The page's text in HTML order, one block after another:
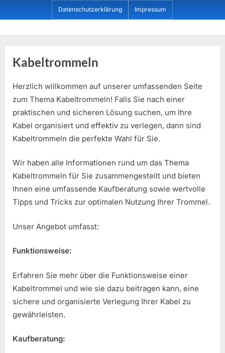
to
Datenschutzerklärung Impressum
Kabeltrommeln
Herzlich willkommen auf unserer umfassenden Seite
zum Thema Kabeltrommeln! Falls Sie nach einer
praktischen und sicheren Lösung suchen, um Ihre
Kabel organisiert und effektiv zu verlegen, dann sind
Kabeltrommeln die perfekte Wahl für Sie.
Wir haben alle Informationen rund um das Thema
Kabeltrommeln für Sie zusammengestellt und bieten
Ihnen eine umfassende Kaufberatung sowie wertvolle
Tipps und Tricks zur optimalen Nutzung Ihrer Trommel.
Unser Angebot umfasst:
Funktionsweise:
Erfahren Sie mehr über die Funktionsweise einer
Kabeltrommel und wie sie dazu beitragen kann, eine
sichere und organisierte Verlegung Ihrer Kabel zu
gewährleisten.
Kaufberatung: